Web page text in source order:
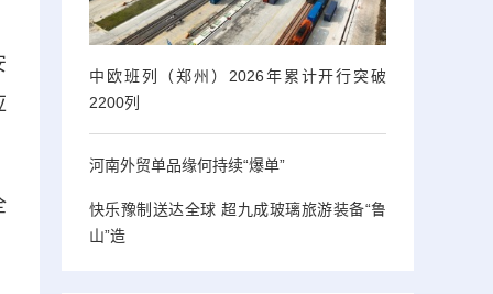
中欧班列（郑州）2026年累计开行突破
2200列
河南外贸单品缘何持续“爆单”
快乐豫制送达全球 超九成玻璃旅游装备“鲁
山”造